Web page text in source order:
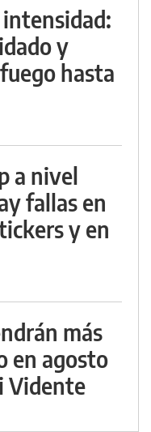
intensidad:
y
hasta
a nivel
fallas en
y en
más
en agosto
Vidente